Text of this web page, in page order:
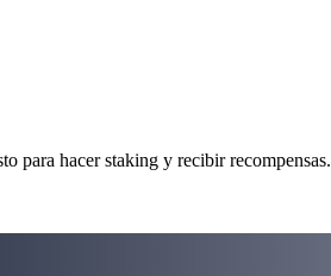
para hacer staking y recibir recompensas.